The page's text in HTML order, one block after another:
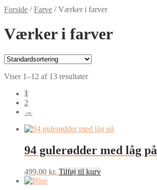
Forside /Farve /Værker i farver
Værker i farver
Viser 1–12 af 13 resultater
1
2
→
94 gulerødder med låg på
499,00 kr. Tilføj til kurv